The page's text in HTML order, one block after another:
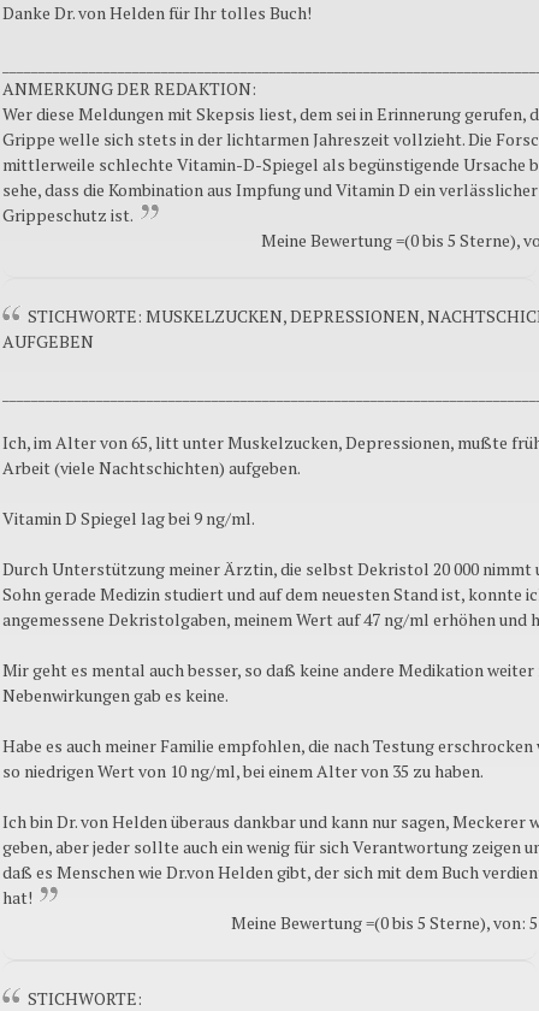
Danke Dr. von Helden für Ihr tolles Buch!
ANMERKUNG DER REDAKTION:
Wer diese Meldungen mit Skepsis liest, dem sei in Erinnerung gerufen,
Grippe welle sich stets in der lichtarmen Jahreszeit vollzieht. Die
mittlerweile schlechte Vitamin-D-Spiegel als begünstigende Ursache
sehe, dass die Kombination aus Impfung und Vitamin D ein verlässlicher
Grippeschutz ist.
Meine Bewertung =(0 bis 5 Sterne),
STICHWORTE: MUSKELZUCKEN, DEPRESSIONEN,
AUFGEBEN
Ich, im Alter von 65, litt unter Muskelzucken, Depressionen, mußte
Arbeit (viele Nachtschichten) aufgeben.
Vitamin D Spiegel lag bei 9 ng/ml.
Durch Unterstützung meiner Ärztin, die selbst Dekristol 20 000 nimmt
Sohn gerade Medizin studiert und auf dem neuesten Stand ist, konnte
angemessene Dekristolgaben, meinem Wert auf 47 ng/ml erhöhen und
Mir geht es mental auch besser, so daß keine andere Medikation
Nebenwirkungen gab es keine.
Habe es auch meiner Familie empfohlen, die nach Testung erschrocken
so niedrigen Wert von 10 ng/ml, bei einem Alter von 35 zu haben.
Ich bin Dr. von Helden überaus dankbar und kann nur sagen, Meckerer
geben, aber jeder sollte auch ein wenig für sich Verantwortung zeigen
daß es Menschen wie Dr.von Helden gibt, der sich mit dem Buch
hat!
Meine Bewertung =(0 bis 5 Sterne), von:
STICHWORTE: